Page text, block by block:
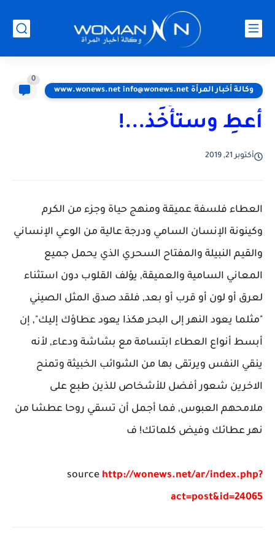
وكالة أخبار المرأة www.wonews.net info@wonews.net
0
أعطِ وستأَخَذ...!
أكتوبر 21, 2019
العطاء فلسفة عميقة ومنهج حياة وجزء من الكرم
وكينونة الإنسان السامي ودرجة عالية من الوعي الإنساني
والقيم النبيلة والمفتاح السحري الذي يحمل جميع
المعاني السامية والعميقة, يؤلف القلوب دون استثناء
لعرق أو لون أو قرب أو بعد, فلقد صدق المثل الصيني
"مثلما يعود النهر إلى البحر هكذا يعود عطاؤك إليك", إن
أبسط أنواع العطاء ابتسامة مع بشاشة ودعاء, لأنه
ينقي النفس ويرتقى بها من الشوائب الخبيثة وتمنح
الاخرين شعور أفضل للأشخاص للذين طبع على
ملامحهم العبوس, فما أجمل أن تسقي روحا عطشا من
نهر عطائك وفيض كلماتك! ف
source http://wonews.net/ar/index.php?
act=post&id=24065